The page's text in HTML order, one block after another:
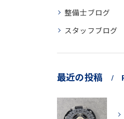
整備士ブログ
スタッフブログ
最近の投稿